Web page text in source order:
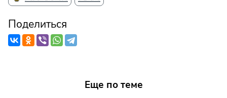
Поделиться
Еще по теме